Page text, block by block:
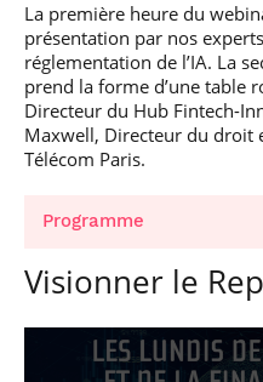
La première heure du
présentation par nos
réglementation de l’IA. La
prend la forme d’une table
Directeur du Hub Fintech-
Maxwell, Directeur du droit
Télécom Paris.
Programme
Visionner le